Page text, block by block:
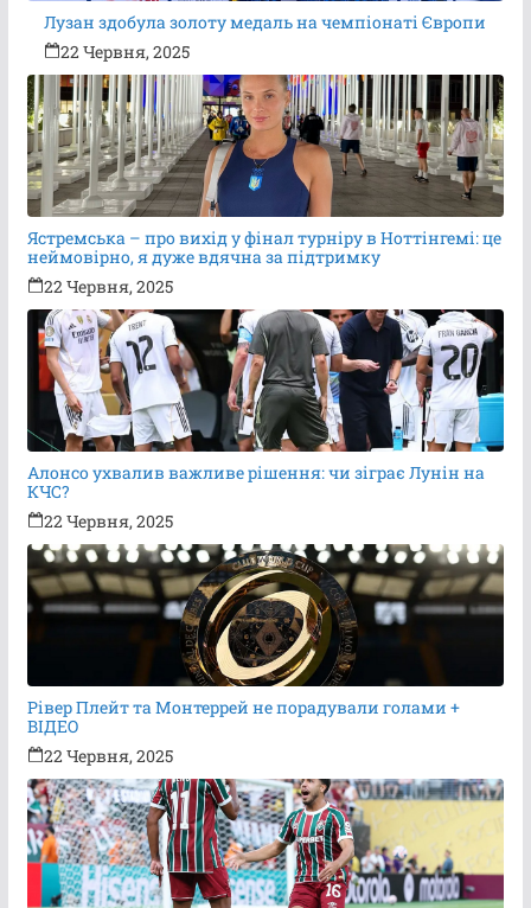
Лузан здобула золоту медаль на чемпіонаті Європи
22 Червня, 2025
Ястремська – про вихід у фінал турніру в Ноттінгемі: це
неймовірно, я дуже вдячна за підтримку
22 Червня, 2025
Алонсо ухвалив важливе рішення: чи зіграє Лунін на
КЧС?
22 Червня, 2025
Рівер Плейт та Монтеррей не порадували голами +
ВІДЕО
22 Червня, 2025